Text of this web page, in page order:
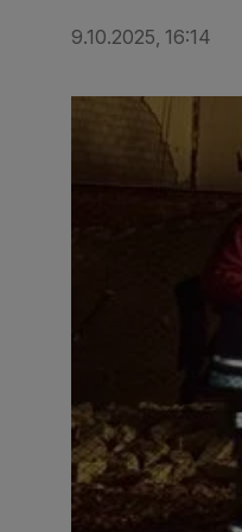
9.10.2025, 16:14